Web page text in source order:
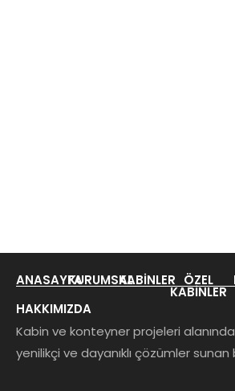
ANASAYFAKURUMSALKABINLER ÖZEL
KABINLER
HAKKIMIZDA
Kabin ve konteyner projeleri
yenilikçi ve dayanıklı çözümler sunan